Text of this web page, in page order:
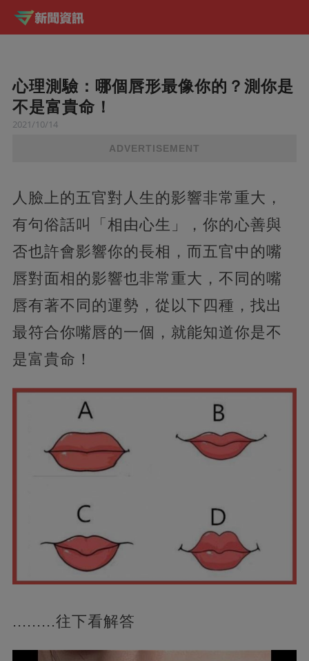
心理測驗：哪個唇形最像你的？測你是
不是富貴命！
2021/10/14
ADVERTISEMENT
人臉上的五官對人生的影響非常重大，
有句俗話叫「相由心生」，你的心善與
否也許會影響你的長相，而五官中的嘴
唇對面相的影響也非常重大，不同的嘴
唇有著不同的運勢，從以下四種，找出
最符合你嘴唇的一個，就能知道你是不
是富貴命！
.........往下看解答